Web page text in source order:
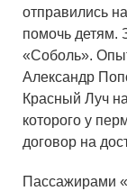
отправились
помочь детям.
«Соболь».
Александр
Красный Луч
которого у
договор на
Пассажирами